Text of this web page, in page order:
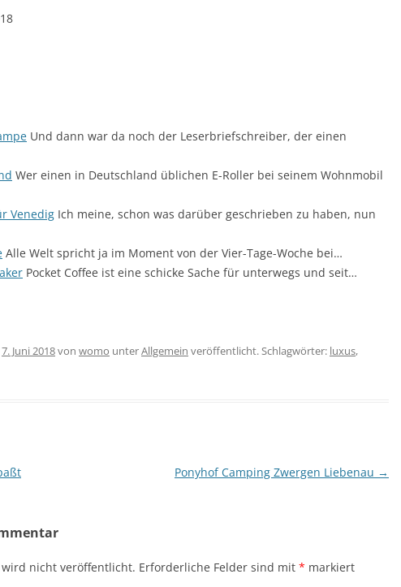
Und dann war da noch der Leserbriefschreiber, der einen
Wer einen in Deutschland üblichen E-Roller bei seinem Wohnmobil
Venedig Ich meine, schon was darüber geschrieben zu haben, nun
Alle Welt spricht ja im Moment von der Vier-Tage-Woche bei…
Pocket Coffee ist eine schicke Sache für unterwegs und seit…
7. Juni 2018von womo unterAllgemein veröffentlicht. Schlagwörter: luxus,
Ponyhof Camping Zwergen Liebenau →
wird nicht veröffentlicht. Erforderliche Felder sind mit * markiert